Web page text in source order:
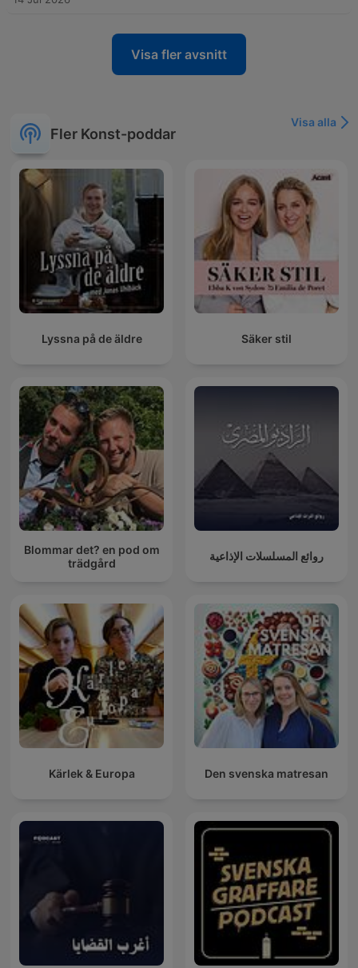
Visa fler avsnitt
Fler Konst-poddar
Visa alla
Lyssna på de äldre Säker stil
Blommar det? en pod om
trädgård
روائع المسلسلات الإذاعية
Kärlek & Europa Den svenska matresan